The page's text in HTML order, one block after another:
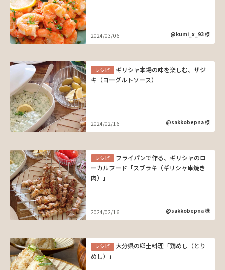
2024/03/06 @kumi_x_93 様
レシピ
ギリシャ本場の味を楽しむ、ザジ
キ（ヨーグルトソース）
2024/02/16 @sakkobepna 様
レシピ
フライパンで作る、ギリシャのロ
ーカルフード「スブラキ（ギリシャ串焼き
肉）」
2024/02/16 @sakkobepna 様
レシピ
大分県の郷土料理「鶏めし（とり
めし）」